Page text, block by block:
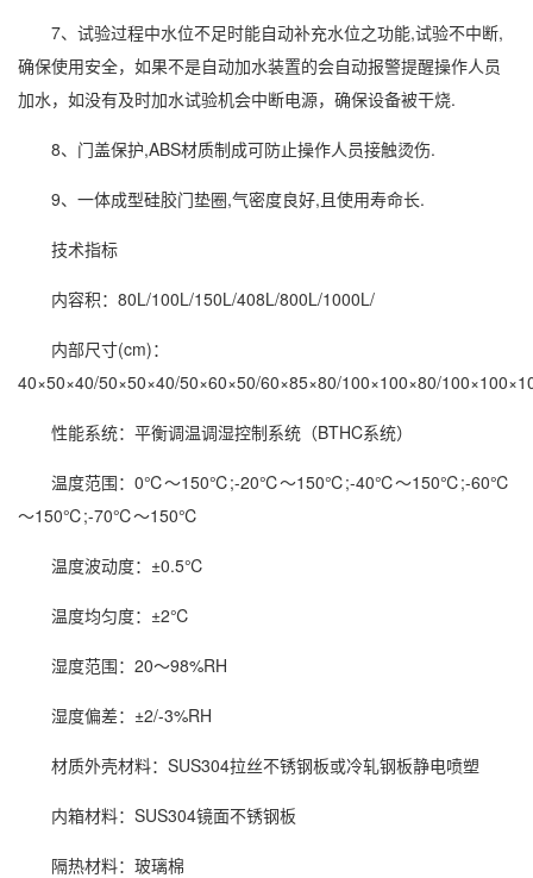
7、试验过程中水位不足时能自动补充水位之功能,试验不中断,
确保使用安全，如果不是自动加水装置的会自动报警提醒操作人员
加水，如没有及时加水试验机会中断电源，确保设备被干烧.
8、门盖保护,ABS材质制成可防止操作人员接触烫伤.
9、一体成型硅胶门垫圈,气密度良好,且使用寿命长.
技术指标
内容积：80L/100L/150L/408L/800L/1000L/
内部尺寸(cm)：
40×50×40/50×50×40/50×60×50/60×85×80/100×100×80/
性能系统：平衡调温调湿控制系统（BTHC系统）
温度范围：0℃～150℃;-20℃～150℃;-40℃～150℃;-60℃
～150℃;-70℃～150℃
温度波动度：±0.5℃
温度均匀度：±2℃
湿度范围：20～98%RH
湿度偏差：±2/-3%RH
材质外壳材料：SUS304拉丝不锈钢板或冷轧钢板静电喷塑
内箱材料：SUS304镜面不锈钢板
隔热材料：玻璃棉